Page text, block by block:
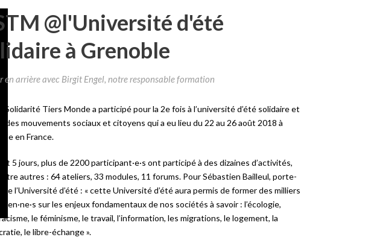
@l'Université d'été
à Grenoble
en arrière avec Birgit Engel, notre responsable formation
Solidarité Tiers Monde a participé pour la 2e fois à l’université d’été solidaire et
des mouvements sociaux et citoyens qui a eu lieu du 22 au 26 août 2018 à
en France.
5 jours, plus de 2200 participant·e·s ont participé à des dizaines d’activités,
entre autres : 64 ateliers, 33 modules, 11 forums. Pour Sébastien Bailleul, porte-
de l’Université d’été : « cette Université d’été aura permis de former des milliers
sur les enjeux fondamentaux de nos sociétés à savoir : l’écologie,
le féminisme, le travail, l’information, les migrations, le logement, la
le libre-échange ».